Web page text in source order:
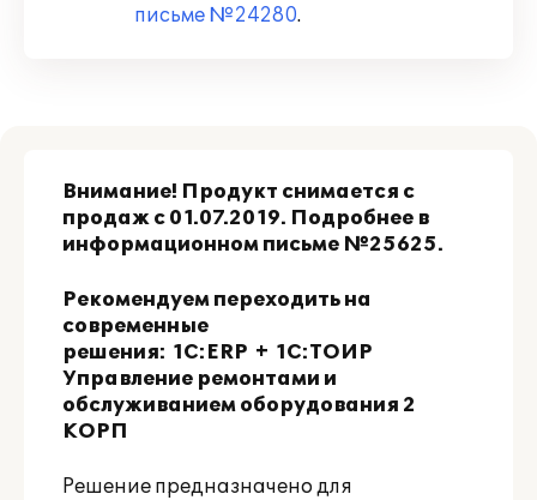
письме №24280.
Внимание! Продукт снимается с
продаж с 01.07.2019. Подробнее в
информационном письме №25625.
Рекомендуем переходить на
современные
решения: 1С:ERP + 1С:ТОИР
Управление ремонтами и
обслуживанием оборудования 2
КОРП
Решение предназначено для